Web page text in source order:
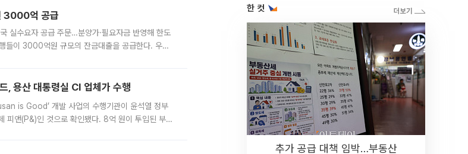
3000억 공급
실수요자 공급 주문…분양가·필요자금 반영해 한도
들이 3000억원 규모의 잔금대출을 공급한다. 우리
용산 대통령실 CI 업체가 수행
is Good’ 개발 사업의 수행기관이 윤석열 정부
피앤(P&)인 것으로 확인됐다. 8억 원이 투입된 부산
한 컷
추가 공급 대책 임박…부동산